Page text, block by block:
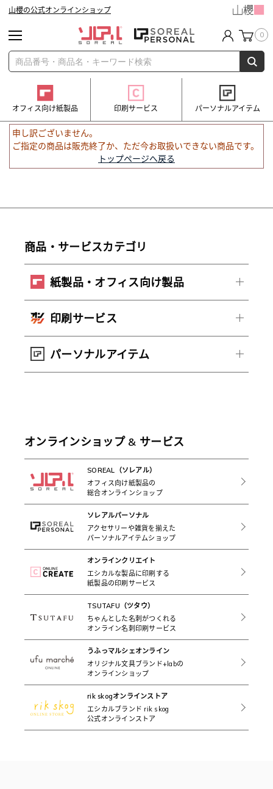
山櫻の公式オンラインショップ
0
オフィス向け紙製品 印刷サービス パーソナルアイテム
申し訳ございません。
ご指定の商品は販売終了か、ただ今お取扱いできない商品です。
トップページへ戻る
商品・サービスカテゴリ
紙製品・オフィス向け製品
印刷サービス
パーソナルアイテム
オンラインショップ & サービス
SOREAL（ソレアル）
オフィス向け紙製品の
総合オンラインショップ
ソレアルパーソナル
アクセサリーや雑貨を揃えた
パーソナルアイテムショップ
オンラインクリエイト
エシカルな製品に印刷する
紙製品の印刷サービス
TSUTAFU（ツタウ）
ちゃんとした名刺がつくれる
オンライン名刺印刷サービス
うふっマルシェオンライン
オリジナル文具ブランド+labの
オンラインショップ
rik skogオンラインストア
エシカルブランド rik skog
公式オンラインストア